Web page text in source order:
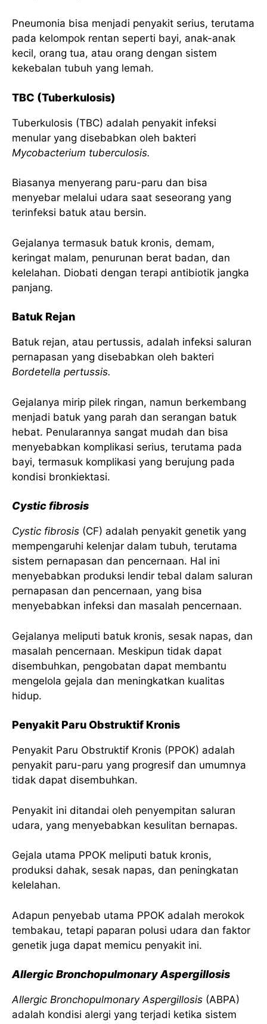
Pneumonia bisa menjadi penyakit serius, terutama
pada kelompok rentan seperti bayi, anak-anak
kecil, orang tua, atau orang dengan sistem
kekebalan tubuh yang lemah.
TBC (Tuberkulosis)
Tuberkulosis (TBC) adalah penyakit infeksi
menular yang disebabkan oleh bakteri
Mycobacterium tuberculosis.
Biasanya menyerang paru-paru dan bisa
menyebar melalui udara saat seseorang yang
terinfeksi batuk atau bersin.
Gejalanya termasuk batuk kronis, demam,
keringat malam, penurunan berat badan, dan
kelelahan. Diobati dengan terapi antibiotik jangka
panjang.
Batuk Rejan
Batuk rejan, atau pertussis, adalah infeksi saluran
pernapasan yang disebabkan oleh bakteri
Bordetella pertussis.
Gejalanya mirip pilek ringan, namun berkembang
menjadi batuk yang parah dan serangan batuk
hebat. Penularannya sangat mudah dan bisa
menyebabkan komplikasi serius, terutama pada
bayi, termasuk komplikasi yang berujung pada
kondisi bronkiektasi.
Cystic fibrosis
Cystic fibrosis (CF) adalah penyakit genetik yang
mempengaruhi kelenjar dalam tubuh, terutama
sistem pernapasan dan pencernaan. Hal ini
menyebabkan produksi lendir tebal dalam saluran
pernapasan dan pencernaan, yang bisa
menyebabkan infeksi dan masalah pencernaan.
Gejalanya meliputi batuk kronis, sesak napas, dan
masalah pencernaan. Meskipun tidak dapat
disembuhkan, pengobatan dapat membantu
mengelola gejala dan meningkatkan kualitas
hidup.
Penyakit Paru Obstruktif Kronis
Penyakit Paru Obstruktif Kronis (PPOK) adalah
penyakit paru-paru yang progresif dan umumnya
tidak dapat disembuhkan.
Penyakit ini ditandai oleh penyempitan saluran
udara, yang menyebabkan kesulitan bernapas.
Gejala utama PPOK meliputi batuk kronis,
produksi dahak, sesak napas, dan peningkatan
kelelahan.
Adapun penyebab utama PPOK adalah merokok
tembakau, tetapi paparan polusi udara dan faktor
genetik juga dapat memicu penyakit ini.
Allergic Bronchopulmonary Aspergillosis
Allergic Bronchopulmonary Aspergillosis (ABPA)
adalah kondisi alergi yang terjadi ketika sistem